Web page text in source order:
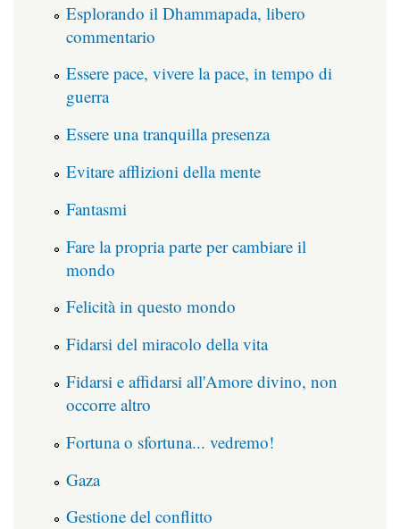
Esplorando il Dhammapada, libero
commentario
Essere pace, vivere la pace, in tempo di
guerra
Essere una tranquilla presenza
Evitare afflizioni della mente
Fantasmi
Fare la propria parte per cambiare il
mondo
Felicità in questo mondo
Fidarsi del miracolo della vita
Fidarsi e affidarsi all'Amore divino, non
occorre altro
Fortuna o sfortuna... vedremo!
Gaza
Gestione del conflitto